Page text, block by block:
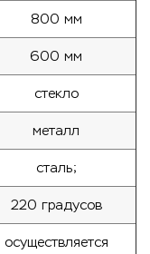
800 мм
600 мм
стекло
металл
сталь;
220 градусов
осуществляется